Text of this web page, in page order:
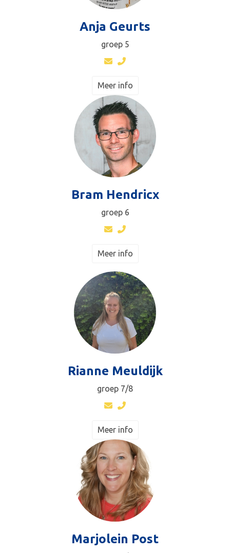
Anja Geurts
groep 5
Meer info
Bram Hendricx
groep 6
Meer info
Rianne Meuldijk
groep 7/8
Meer info
Marjolein Post